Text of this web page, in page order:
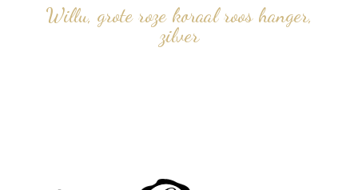
Willu, grote roze koraal roos hanger,
zilver